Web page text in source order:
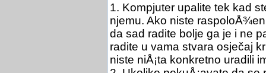
1. Kompjuter upalite tek kad
njemu. Ako niste
da sad radite bolje ga je i ne
radite u vama stvara osječaj
niste niÅ¡ta konkretno uradili